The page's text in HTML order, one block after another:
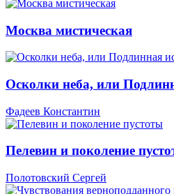
Москва мистическая
Осколки неба, или
Фадеев Константин
Пелевин и поколение
Полотовский Сергей